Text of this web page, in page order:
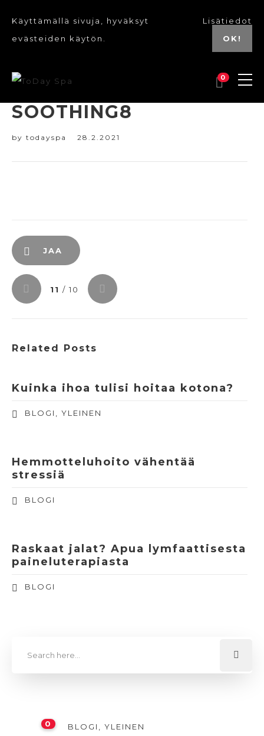
Käyttämällä sivuja, hyväksyt
evästeiden käytön.
Lisätiedot
OK!
0
SOOTHING8
by todayspa 28.2.2021
JAA
11 / 10
Related Posts
Kuinka ihoa tulisi hoitaa kotona?
BLOGI YLEINEN
Hemmotteluhoito vähentää
stressiä
BLOGI
Raskaat jalat? Apua lymfaattisesta
paineluterapiasta
BLOGI
0 BLOGI YLEINEN